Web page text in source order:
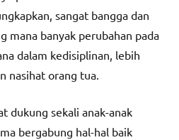
sangat bangga dan
mana banyak perubahan pada
dalam kedisiplinan, lebih
nasihat orang tua.
dukung sekali anak-anak
bergabung hal-hal baik